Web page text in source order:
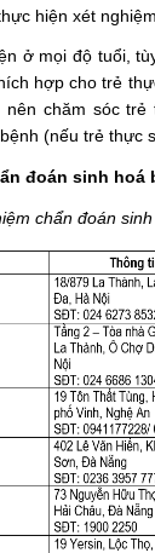
hiện xét
ở mọi độ tuổi,
hợp cho trẻ
chăm sóc trẻ
(nếu trẻ thực
đoán sinh hoá
chẩn đoán